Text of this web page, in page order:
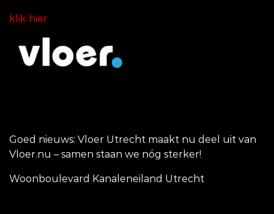
klik hier
Goed nieuws: Vloer Utrecht maakt nu deel uit van
Vloer.nu – samen staan we nóg sterker!
Woonboulevard Kanaleneiland Utrecht